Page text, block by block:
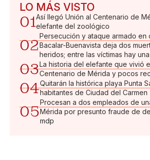
LO MÁS VISTO
01Así llegó Unión al Centenario de
elefante del zoológico
02
Persecución y ataque armado en
Bacalar-Buenavista deja dos
heridos; entre las víctimas hay
03La historia del elefante que vivió
Centenario de Mérida y pocos
04Quitarán la histórica playa Punta
habitantes de Ciudad del Carmen
05
Procesan a dos empleados de
Mérida por presunto fraude de
mdp